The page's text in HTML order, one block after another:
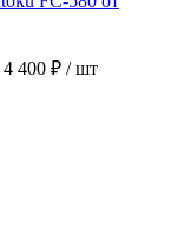
4 400 ₽ / шт